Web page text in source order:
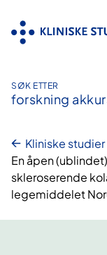
innhold
SØK ETTER
forskning
Kliniske studier
En åpen
skleroserende
legemiddelet